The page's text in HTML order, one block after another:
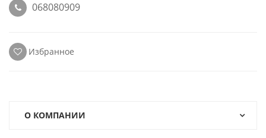
068080909
Избранное
О КОМПАНИИ